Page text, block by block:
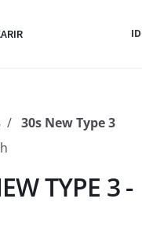
ID
30s New Type 3
TYPE 3 -